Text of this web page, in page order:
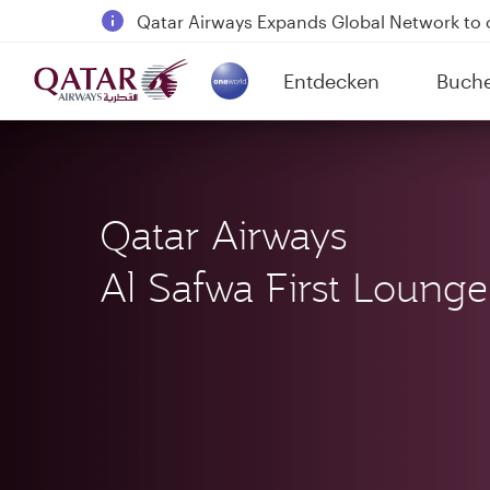
18 June 2026: Updates on Travelling with
6 August 2026: Qatar Airways flight
Qatar Airways Expands Global Network to
Entdecken
(active)
Qatar Airways
Al Safwa First Lounge